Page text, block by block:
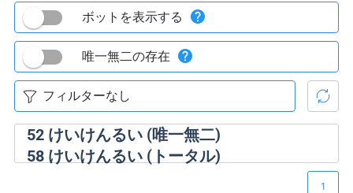
52けいけんるい (唯一無二)
58けいけんるい (トータル)
ボットを表示する
唯一無二の存在
1